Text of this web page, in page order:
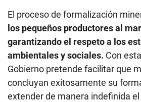
El proceso de formalización
los pequeños productores al
garantizando el respeto a los
ambientales y sociales. Con
Gobierno pretende facilitar que
concluyan exitosamente su
extender de manera indefinida